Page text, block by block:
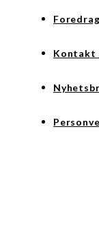
Kontakt